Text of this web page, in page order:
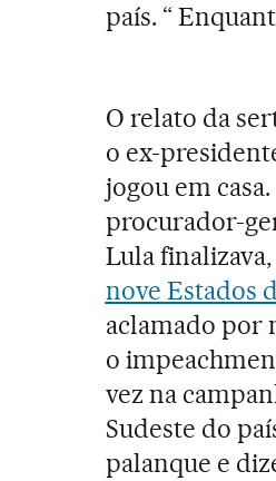
país. “
O relato da
o ex-
jogou em
procurador-
Lula
nove Estados
aclamado por
o
vez na
Sudeste do
palanque e